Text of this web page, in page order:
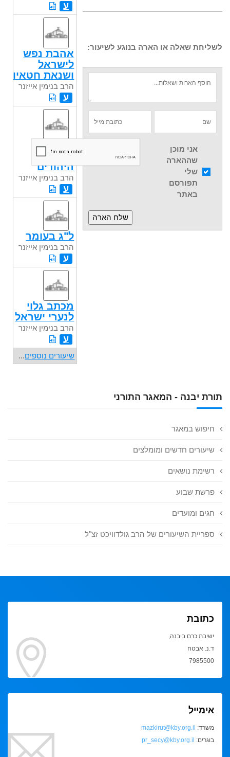
תורת יבנה - המאגר התורני
חיפוש במאגר
שיעורים חדשים ומומלצים
רשימת נושאים
פרשת שבוע
חגים ומועדים
ספריית השיעורים של הרב גולדוויכט זצ"ל
לשליחת שאלה או הארה בנוגע לשיעור:
אני מוכן
שההארה
שלי
תפורסם
באתר
ע
אהבת נפש
לישראל
ושנאת חטאיו
הרב בנימין אייזנר
ע
תוכן של
מדינת
היהודים
הרב בנימין אייזנר
ע
ל"ג בעומר
הרב בנימין אייזנר
ע
מכתב גלוי
לנערי ישראל
הרב בנימין אייזנר
ע
שיעורים נוספים...
כתובת
ישיבת כרם ביבנה,
ד.נ. אבטח
7985500
אימייל
משרד: mazkirut@kby.org.il
בוגרים: pr_secy@kby.org.il